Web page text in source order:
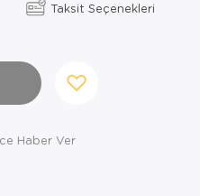
Taksit Seçenekleri
Haber Ver